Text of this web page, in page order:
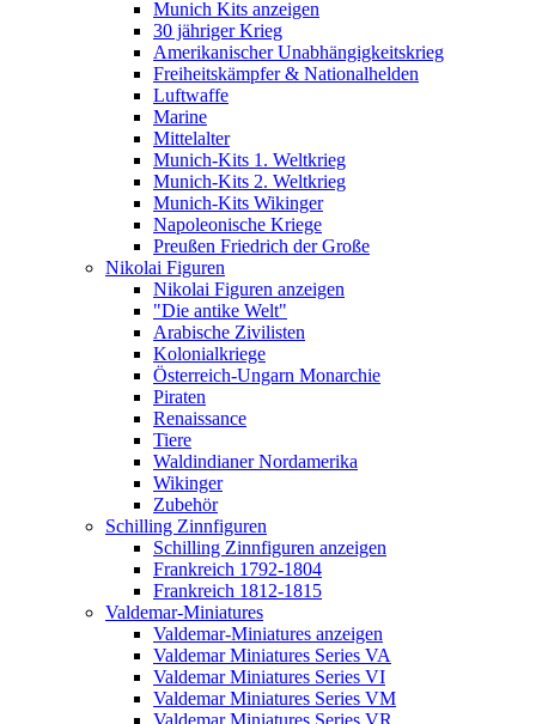
Munich Kits anzeigen
30 jähriger Krieg
Amerikanischer Unabhängigkeitskrieg
Freiheitskämpfer & Nationalhelden
Luftwaffe
Marine
Mittelalter
Munich-Kits 1. Weltkrieg
Munich-Kits 2. Weltkrieg
Munich-Kits Wikinger
Napoleonische Kriege
Preußen Friedrich der Große
Nikolai Figuren
Nikolai Figuren anzeigen
"Die antike Welt"
Arabische Zivilisten
Kolonialkriege
Österreich-Ungarn Monarchie
Piraten
Renaissance
Tiere
Waldindianer Nordamerika
Wikinger
Zubehör
Schilling Zinnfiguren
Schilling Zinnfiguren anzeigen
Frankreich 1792-1804
Frankreich 1812-1815
Valdemar-Miniatures
Valdemar-Miniatures anzeigen
Valdemar Miniatures Series VA
Valdemar Miniatures Series VI
Valdemar Miniatures Series VM
Valdemar Miniatures Series VR